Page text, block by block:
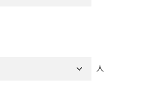
人